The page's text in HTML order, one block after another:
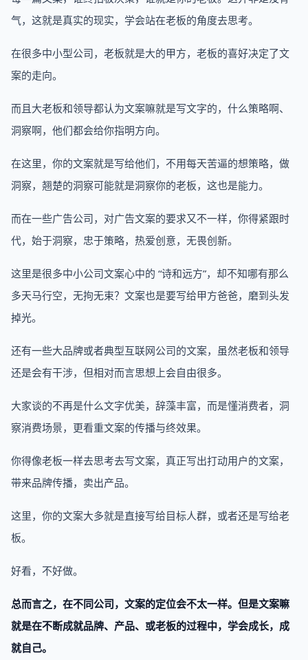
气，这就是真实的现实，学会站在老板的角度去思考。
在很多中小型公司，老板就是大的甲方，老板的喜好决定了文
案的走向。
而且大老板和领导都认为文案嘛就是写文字的，什么策略啊、
洞察啊，他们都会给你指明方向。
在这里，你的文案就是写给他们，不用每天苦逼的想策略，做
洞察，翘楚的洞察可能就是洞察你的老板，这也是能力。
而在一些广告公司，对广告文案的要求又不一样，你得紧跟时
代，始于洞察，忠于策略，热爱创意，无畏创新。
这里是很多中小公司文案心中的 “诗和远方”，却不知哪有那么
多天马行空，无拘无束？文案也是要写给甲方爸爸，磨到头发
掉光。
还有一些大品牌或者典型互联网公司的文案，虽然老板和领导
还是会有干涉，但相对而言思想上会自由很多。
大家谈的不再是什么文字优美，辞藻丰富，而是懂消费者，洞
察消费场景，更看重文案的传播与终效果。
你得像老板一样去思考去写文案，真正写出打动用户的文案，
带来品牌传播，卖出产品。
这里，你的文案大多就是直接写给目标人群，或者还是写给老
板。
好看，不好做。
总而言之，在不同公司，文案的定位会不太一样。但是文案嘛
就是在不断成就品牌、产品、或老板的过程中，学会成长，成
就自己。